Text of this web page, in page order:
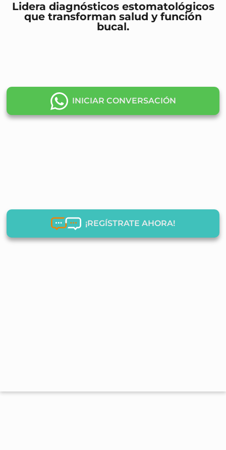
Lidera diagnósticos estomatológicos
que transforman salud y función
bucal.
INICIAR CONVERSACIÓN
¡REGÍSTRATE AHORA!